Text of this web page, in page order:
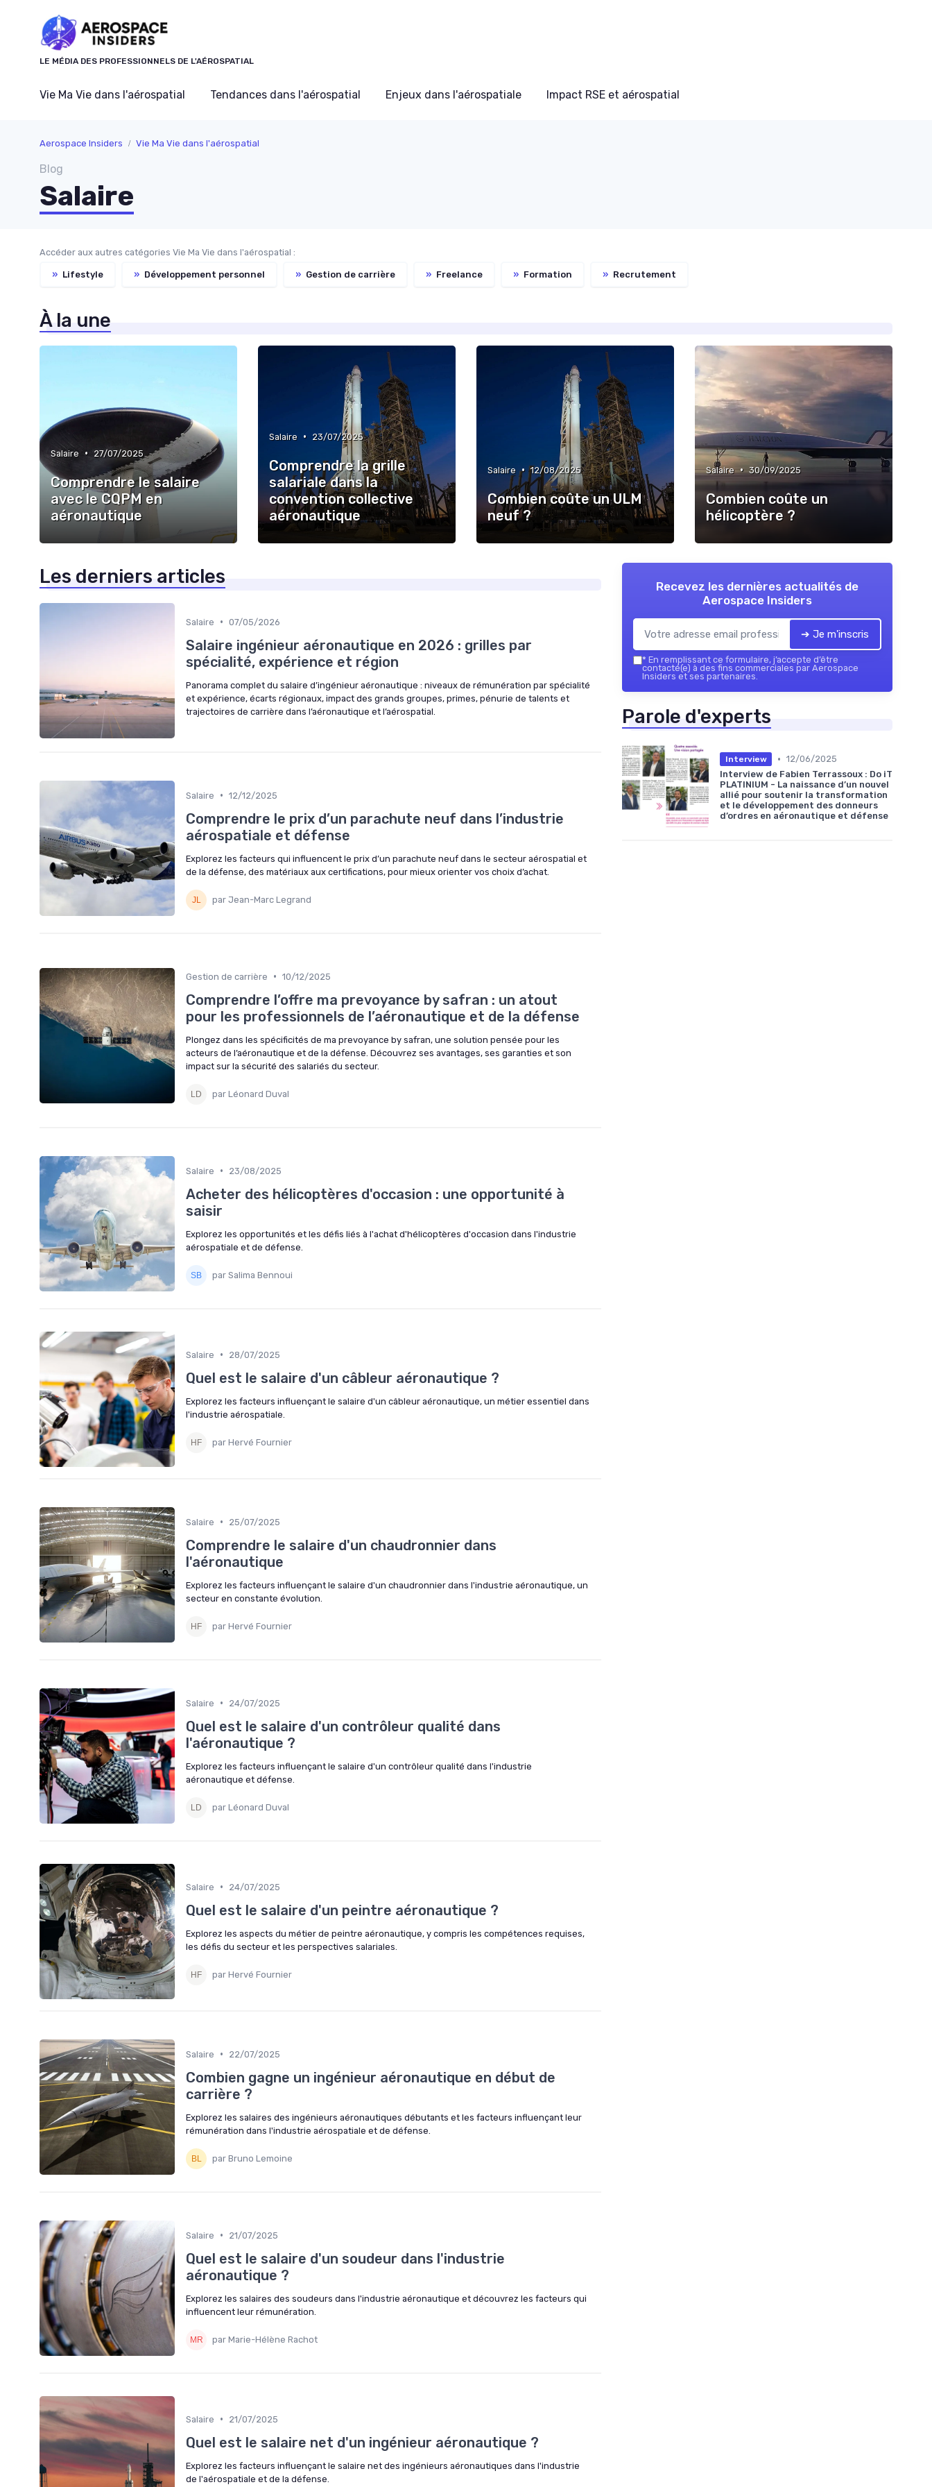
LE MÉDIA DES PROFESSIONNELS DE L'AÉROSPATIAL
Vie Ma Vie dans l'aérospatial Tendances dans l'aérospatial Enjeux dans l'aérospatiale Impact RSE et aérospatial
Aerospace Insiders Vie Ma Vie dans l'aérospatial
Blog
Salaire
Accéder aux autres catégories Vie Ma Vie dans l'aérospatial :
» Lifestyle » Développement personnel » Gestion de carrière » Freelance » Formation » Recrutement
À la une
Salaire • 27/07/2025
Comprendre le salaire
avec le CQPM en
aéronautique
Salaire • 23/07/2025
Comprendre la grille
salariale dans la
convention collective
aéronautique
Salaire • 12/08/2025
Combien coûte un ULM
neuf ?
Salaire • 30/09/2025
Combien coûte un
hélicoptère ?
Les derniers articles
Salaire • 07/05/2026
Salaire ingénieur aéronautique en 2026 : grilles par
spécialité, expérience et région
Panorama complet du salaire d’ingénieur aéronautique : niveaux de rémunération par spécialité
et expérience, écarts régionaux, impact des grands groupes, primes, pénurie de talents et
trajectoires de carrière dans l’aéronautique et l’aérospatial.
Salaire • 12/12/2025
Comprendre le prix d’un parachute neuf dans l’industrie
aérospatiale et défense
Explorez les facteurs qui influencent le prix d’un parachute neuf dans le secteur aérospatial et
de la défense, des matériaux aux certifications, pour mieux orienter vos choix d’achat.
par Jean-Marc Legrand
Gestion de carrière • 10/12/2025
Comprendre l’offre ma prevoyance by safran : un atout
pour les professionnels de l’aéronautique et de la défense
Plongez dans les spécificités de ma prevoyance by safran, une solution pensée pour les
acteurs de l’aéronautique et de la défense. Découvrez ses avantages, ses garanties et son
impact sur la sécurité des salariés du secteur.
par Léonard Duval
Salaire • 23/08/2025
Acheter des hélicoptères d'occasion : une opportunité à
saisir
Explorez les opportunités et les défis liés à l'achat d'hélicoptères d'occasion dans l'industrie
aérospatiale et de défense.
par Salima Bennoui
Salaire • 28/07/2025
Quel est le salaire d'un câbleur aéronautique ?
Explorez les facteurs influençant le salaire d'un câbleur aéronautique, un métier essentiel dans
l'industrie aérospatiale.
par Hervé Fournier
Salaire • 25/07/2025
Comprendre le salaire d'un chaudronnier dans
l'aéronautique
Explorez les facteurs influençant le salaire d'un chaudronnier dans l'industrie aéronautique, un
secteur en constante évolution.
par Hervé Fournier
Salaire • 24/07/2025
Quel est le salaire d'un contrôleur qualité dans
l'aéronautique ?
Explorez les facteurs influençant le salaire d'un contrôleur qualité dans l'industrie
aéronautique et défense.
par Léonard Duval
Salaire • 24/07/2025
Quel est le salaire d'un peintre aéronautique ?
Explorez les aspects du métier de peintre aéronautique, y compris les compétences requises,
les défis du secteur et les perspectives salariales.
par Hervé Fournier
Salaire • 22/07/2025
Combien gagne un ingénieur aéronautique en début de
carrière ?
Explorez les salaires des ingénieurs aéronautiques débutants et les facteurs influençant leur
rémunération dans l'industrie aérospatiale et de défense.
par Bruno Lemoine
Salaire • 21/07/2025
Quel est le salaire d'un soudeur dans l'industrie
aéronautique ?
Explorez les salaires des soudeurs dans l'industrie aéronautique et découvrez les facteurs qui
influencent leur rémunération.
par Marie-Hélène Rachot
Salaire • 21/07/2025
Quel est le salaire net d'un ingénieur aéronautique ?
Explorez les facteurs influençant le salaire net des ingénieurs aéronautiques dans l'industrie
de l'aérospatiale et de la défense.
Recevez les dernières actualités de
Aerospace Insiders
➔ Je m'inscris
* En remplissant ce formulaire, j’accepte d’être
contacté(e) à des fins commerciales par Aerospace
Insiders et ses partenaires.
Parole d'experts
Interview • 12/06/2025
Interview de Fabien Terrassoux : Do iT
PLATINIUM - La naissance d’un nouvel
allié pour soutenir la transformation
et le développement des donneurs
d’ordres en aéronautique et défense